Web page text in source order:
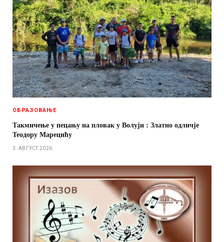
ОБРАЗОВАЊЕ
Такмичење у пецању на пловак у Волуји : Златно одличје
Теодору Марецићу
3. АВГУСТ 2026.